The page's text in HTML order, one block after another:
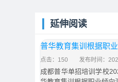
延伸阅读
普华教育集训根据职
点击：150 发布时间：
成都普华单招培训学校